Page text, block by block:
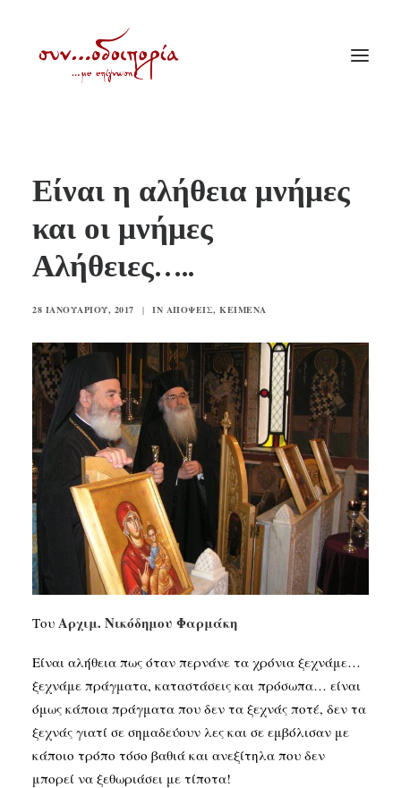
ΘΕΜΑΤΟΛΟΓΙΑ
ΑΝΑΚΟΙΝΩΣΕΙΣ
ΕΝΟΡΙΑ ΕΝ ΔΡΑΣΕΙ
ΕΥΑΓΓΕΛΙΣΤΡΙΑ ΠΕΙΡΑΙΏΣ
ΠΑΛΑΙΑ ΣΥΝΟΔΟΙΠΟΡΙΑ
ΕΠΙΚΟΙΝΩΝΙΑ
SEARCH
Είναι η αλήθεια μνήμες
και οι μνήμες
Αλήθειες…..
28 ΙΑΝΟΥΑΡΊΟΥ, 2017 | IN ΑΠΌΨΕΙΣ, ΚΕΊΜΕΝΑ
Του Αρχιμ. Νικόδημου Φαρμάκη
Είναι αλήθεια πως όταν περνάνε τα χρόνια ξεχνάμε…
ξεχνάμε πράγματα, καταστάσεις και πρόσωπα… είναι
όμως κάποια πράγματα που δεν τα ξεχνάς ποτέ, δεν τα
ξεχνάς γιατί σε σημαδεύουν λες και σε εμβόλισαν με
κάποιο τρόπο τόσο βαθιά και ανεξίτηλα που δεν
μπορεί να ξεθωριάσει με τίποτα!